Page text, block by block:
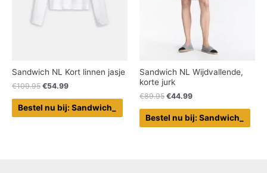
Sandwich NL Kort linnen jasje
€109.95 €54.99
Bestel nu bij: Sandwich_
Sandwich NL Wijdvallende,
korte jurk
€89.95 €44.99
Bestel nu bij: Sandwich_